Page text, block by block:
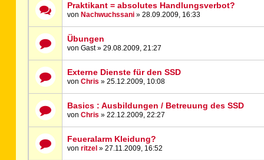
Praktikant = absolutes Handlungsverbot?
von Nachwuchssani » 28.09.2009, 16:33
Übungen
von Gast » 29.08.2009, 21:27
Externe Dienste für den SSD
vonChris » 25.12.2009, 10:08
Basics : Ausbildungen / Betreuung des SSD
vonChris » 22.12.2009, 22:27
Feueralarm Kleidung?
vonritzel » 27.11.2009, 16:52